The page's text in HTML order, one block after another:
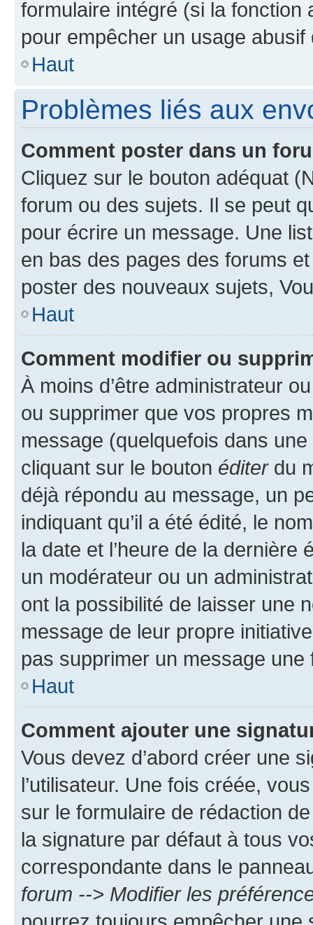
formulaire intégré (si la fonction
pour empêcher un usage
Haut
Problèmes liés aux
Comment poster dans un
Cliquez sur le bouton adéquat
forum ou des sujets. Il se peut
pour écrire un message. Une
en bas des pages des forums
poster des nouveaux sujets,
Haut
Comment modifier ou
À moins d’être administrateur
ou supprimer que vos propres
message (quelquefois dans
cliquant sur le bouton éditerdu
déjà répondu au message, un
indiquant qu’il a été édité, le
la date et l’heure de la dernière
un modérateur ou un
ont la possibilité de laisser une
message de leur propre
pas supprimer un message une
Haut
Comment ajouter une
Vous devez d’abord créer une
l’utilisateur. Une fois créée,
sur le formulaire de rédaction
la signature par défaut à tous
correspondante dans le
forum --> Modifier les